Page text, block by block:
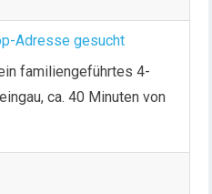
Adresse gesucht
familiengeführtes 4-
ca. 40 Minuten von